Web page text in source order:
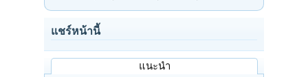
แชร์หน้านี้
แนะนำ